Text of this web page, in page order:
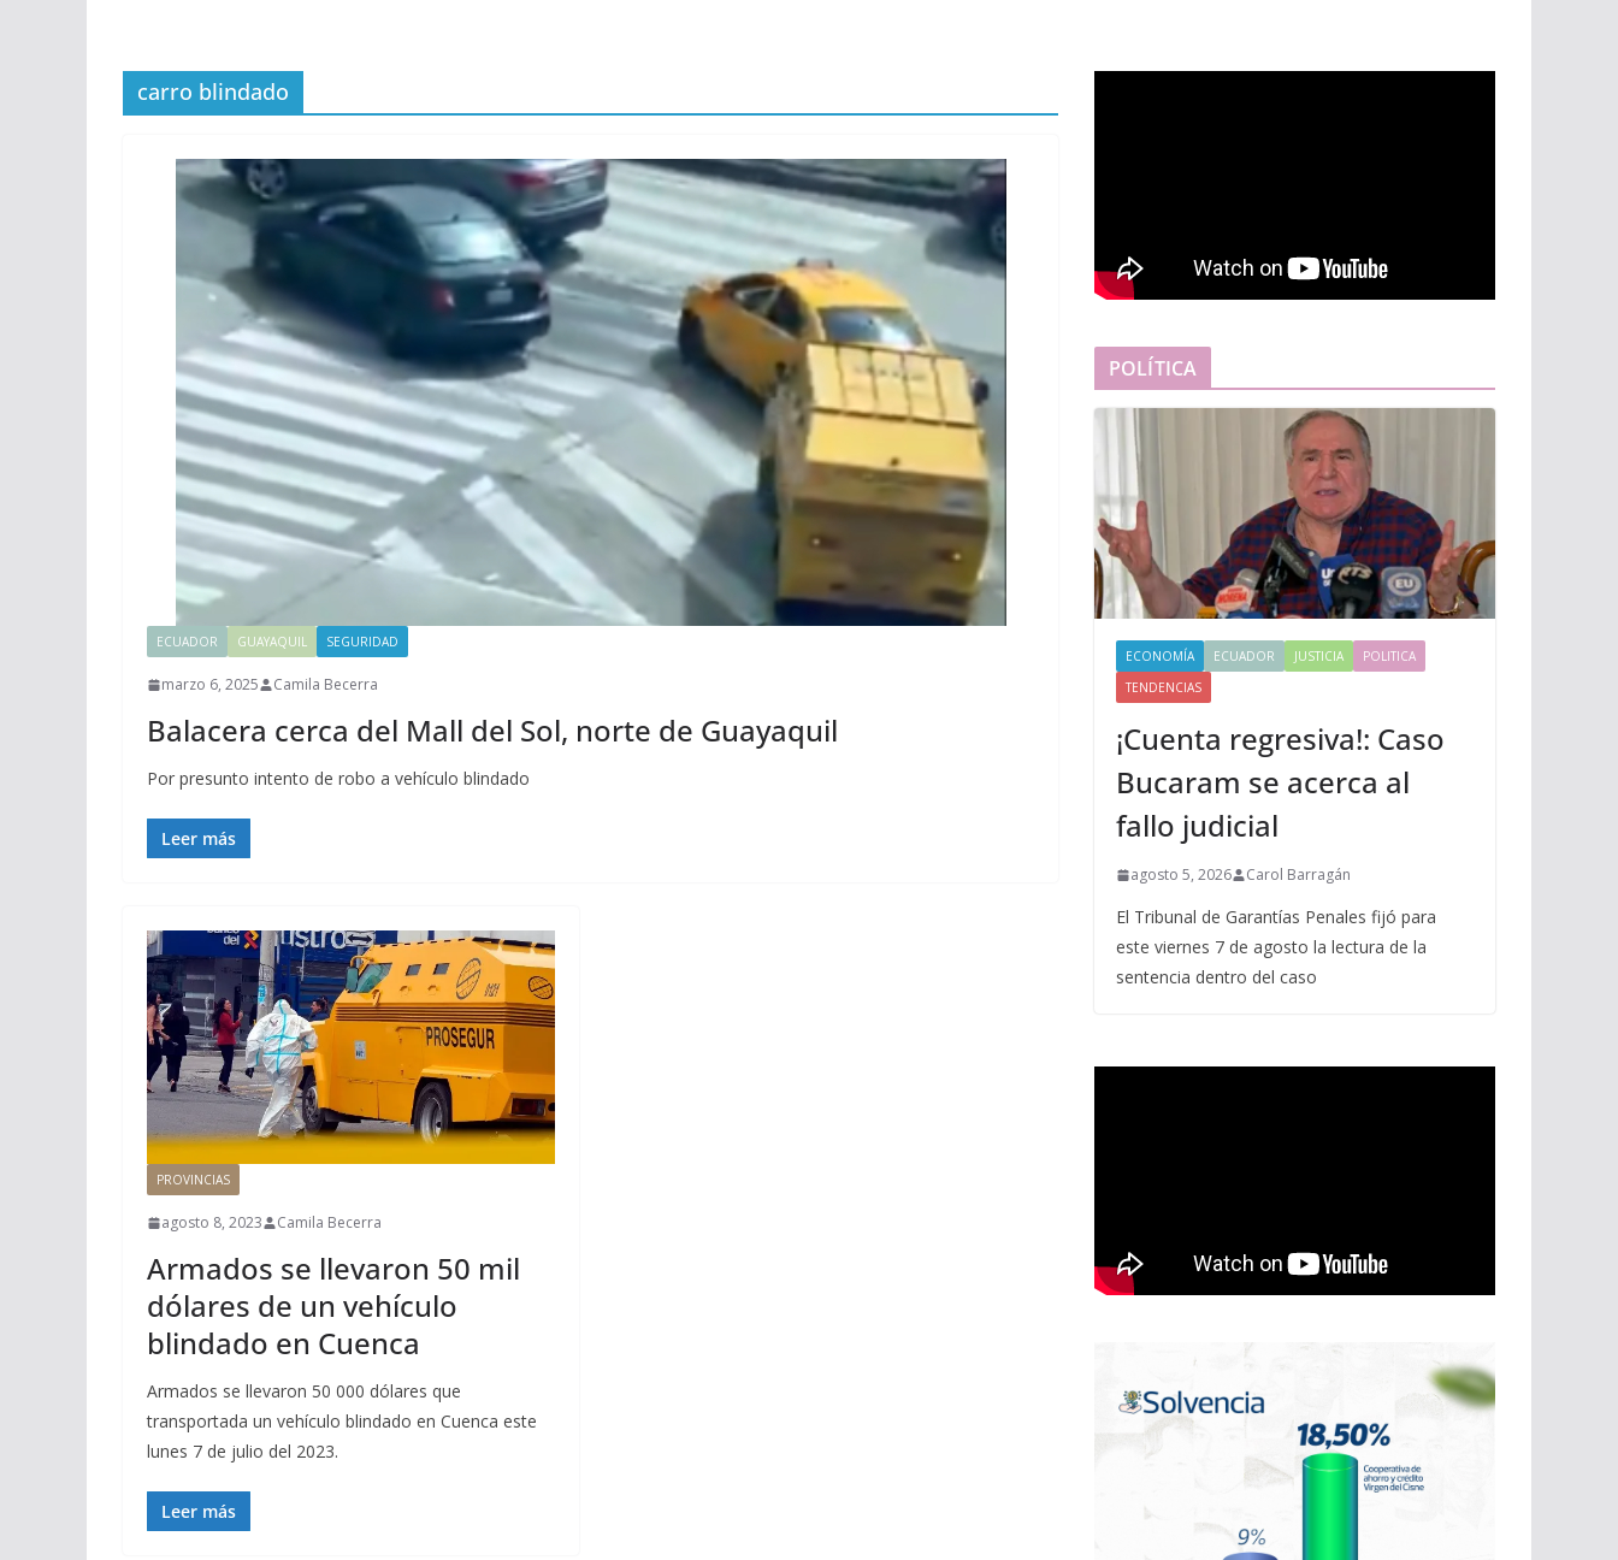
carro blindado
ECUADOR GUAYAQUIL SEGURIDAD
marzo 6, 2025 Camila Becerra
Balacera cerca del Mall del Sol, norte de Guayaquil
Por presunto intento de robo a vehículo blindado
Leer más
PROVINCIAS
agosto 8, 2023 Camila Becerra
Armados se llevaron 50 mil
dólares de un vehículo
blindado en Cuenca
Armados se llevaron 50 000 dólares que
transportada un vehículo blindado en Cuenca este
lunes 7 de julio del 2023.
Leer más
POLÍTICA
ECONOMÍA ECUADOR JUSTICIA
POLITICA
TENDENCIAS
¡Cuenta regresiva!: Caso
Bucaram se acerca al
fallo judicial
agosto 5, 2026 Carol Barragán
El Tribunal de Garantías Penales fijó para
este viernes 7 de agosto la lectura de la
sentencia dentro del caso